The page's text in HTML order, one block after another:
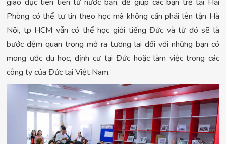
Phòng có thể tự tin theo học mà không cần phải lên tận Hà
Nội, tp HCM vẫn có thể học giỏi tiếng Đức và từ đó sẽ là
bước đệm quan trọng mở ra tương lai đối với những bạn có
mong ước du học, định cư tại Đức hoặc làm việc trong các
công ty của Đức tại Việt Nam.